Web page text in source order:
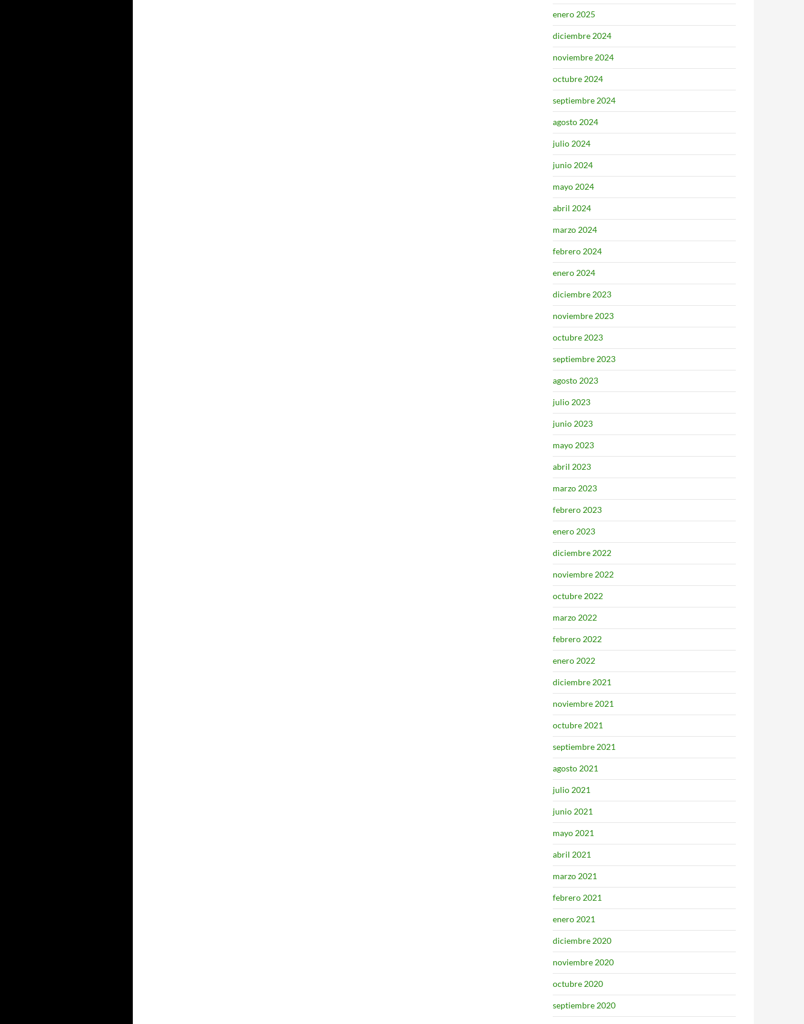
enero 2025
diciembre 2024
noviembre 2024
octubre 2024
septiembre 2024
agosto 2024
julio 2024
junio 2024
mayo 2024
abril 2024
marzo 2024
febrero 2024
enero 2024
diciembre 2023
noviembre 2023
octubre 2023
septiembre 2023
agosto 2023
julio 2023
junio 2023
mayo 2023
abril 2023
marzo 2023
febrero 2023
enero 2023
diciembre 2022
noviembre 2022
octubre 2022
marzo 2022
febrero 2022
enero 2022
diciembre 2021
noviembre 2021
octubre 2021
septiembre 2021
agosto 2021
julio 2021
junio 2021
mayo 2021
abril 2021
marzo 2021
febrero 2021
enero 2021
diciembre 2020
noviembre 2020
octubre 2020
septiembre 2020